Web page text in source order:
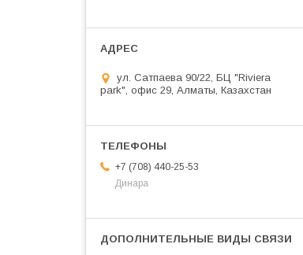
ул. Сатпаева 90/22, БЦ "Riviera
park", офис 29, Алматы, Казахстан
+7 (708) 440-25-53
Динара